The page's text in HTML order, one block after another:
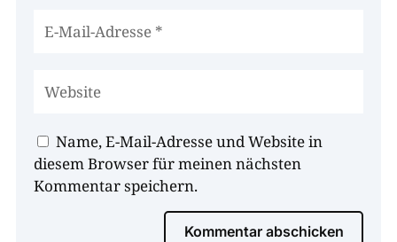
Name, E-Mail-Adresse und Website in
diesem Browser für meinen nächsten
Kommentar speichern.
Kommentar abschicken